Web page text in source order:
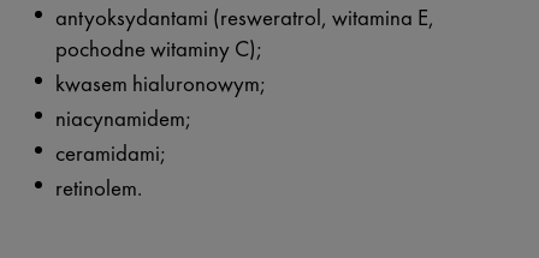
antyoksydantami (resweratrol, witamina E,
pochodne witaminy C);
kwasem hialuronowym;
niacynamidem;
ceramidami;
retinolem.